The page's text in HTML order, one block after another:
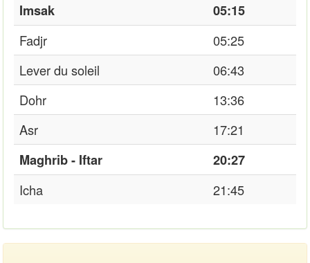
Imsak
05:15
Fadjr
05:25
Lever du soleil
06:43
Dohr
13:36
Asr
17:21
Maghrib - Iftar
20:27
Icha
21:45